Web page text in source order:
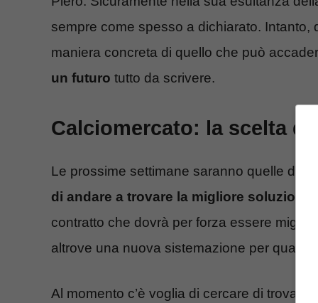
sempre come spesso a dichiarato.
maniera concreta di quello che può
un futuro tutto da scrivere.
Calciomercato: la scelta
Le prossime settimane saranno quelle
di andare a trovare la migliore
contratto che dovrà per forza essere
altrove una nuova sistemazione per
Al momento c’è voglia di cercare di trovare